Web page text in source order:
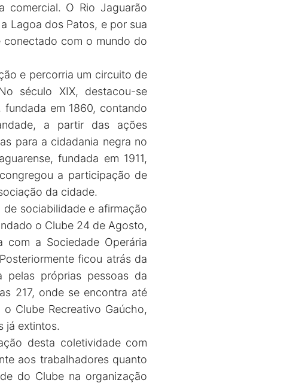
comercial. O Rio Jaguarão
Lagoa dos Patos, e por sua
com o mundo do
e percorria um circuito de
século XIX, destacou-se
em 1860, contando
a partir das ações
para a cidadania negra no
fundada em 1911,
a participação de
da cidade.
sociabilidade e afirmação
o Clube 24 de Agosto,
a Sociedade Operária
ficou atrás da
pelas próprias pessoas da
217, onde se encontra até
Clube Recreativo Gaúcho,
já extintos.
desta coletividade com
aos trabalhadores quanto
do Clube na organização